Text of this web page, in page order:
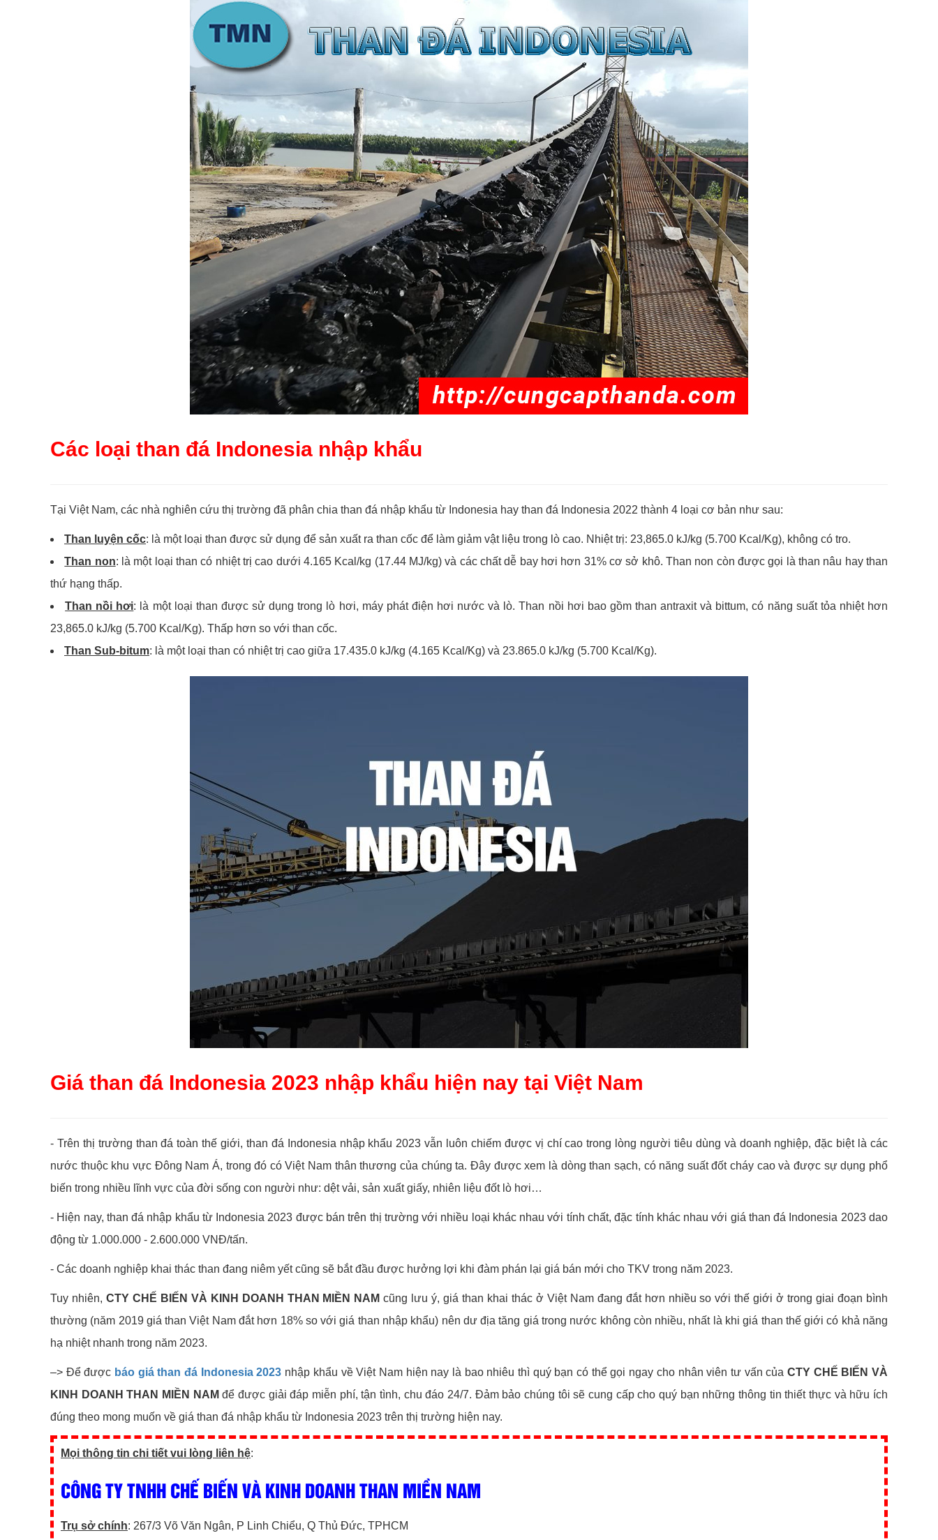
Các loại than đá Indonesia nhập khẩu
Tại Việt Nam, các nhà nghiên cứu thị trường đã phân chia than đá nhập khẩu từ Indonesia hay than đá Indonesia 2022 thành 4 loại cơ bản như sau:
Than luyện cốc: là một loại than được sử dụng để sản xuất ra than cốc để làm giảm vật liệu trong lò cao. Nhiệt trị: 23,865.0 kJ/kg (5.700 Kcal/Kg), không có tro.
Than non: là một loại than có nhiệt trị cao dưới 4.165 Kcal/kg (17.44 MJ/kg) và các chất dễ bay hơi hơn 31% cơ sở khô. Than non còn được gọi là than nâu hay than
thứ hạng thấp.
Than nồi hơi: là một loại than được sử dụng trong lò hơi, máy phát điện hơi nước và lò. Than nồi hơi bao gồm than antraxit và bittum, có năng suất tỏa nhiệt hơn
23,865.0 kJ/kg (5.700 Kcal/Kg). Thấp hơn so với than cốc.
Than Sub-bitum: là một loại than có nhiệt trị cao giữa 17.435.0 kJ/kg (4.165 Kcal/Kg) và 23.865.0 kJ/kg (5.700 Kcal/Kg).
Giá than đá Indonesia 2023 nhập khẩu hiện nay tại Việt Nam
- Trên thị trường than đá toàn thế giới, than đá Indonesia nhập khẩu 2023 vẫn luôn chiếm được vị chí cao trong lòng người tiêu dùng và doanh nghiệp, đặc biệt là các
nước thuộc khu vực Đông Nam Á, trong đó có Việt Nam thân thương của chúng ta. Đây được xem là dòng than sạch, có năng suất đốt cháy cao và được sự dụng phổ
biến trong nhiều lĩnh vực của đời sống con người như: dệt vải, sản xuất giấy, nhiên liệu đốt lò hơi…
- Hiện nay, than đá nhập khẩu từ Indonesia 2023 được bán trên thị trường với nhiều loại khác nhau với tính chất, đặc tính khác nhau với giá than đá Indonesia 2023 dao
động từ 1.000.000 - 2.600.000 VNĐ/tấn.
- Các doanh nghiệp khai thác than đang niêm yết cũng sẽ bắt đầu được hưởng lợi khi đàm phán lại giá bán mới cho TKV trong năm 2023.
Tuy nhiên, CTY CHẾ BIẾN VÀ KINH DOANH THAN MIỀN NAM cũng lưu ý, giá than khai thác ở Việt Nam đang đắt hơn nhiều so với thế giới ở trong giai đoạn bình
thường (năm 2019 giá than Việt Nam đắt hơn 18% so với giá than nhập khẩu) nên dư địa tăng giá trong nước không còn nhiều, nhất là khi giá than thế giới có khả năng
hạ nhiệt nhanh trong năm 2023.
–> Để được báo giá than đá Indonesia 2023 nhập khẩu về Việt Nam hiện nay là bao nhiêu thì quý bạn có thể gọi ngay cho nhân viên tư vấn của CTY CHẾ BIẾN VÀ
KINH DOANH THAN MIỀN NAM để được giải đáp miễn phí, tận tình, chu đáo 24/7. Đảm bảo chúng tôi sẽ cung cấp cho quý bạn những thông tin thiết thực và hữu ích
đúng theo mong muốn về giá than đá nhập khẩu từ Indonesia 2023 trên thị trường hiện nay.
Mọi thông tin chi tiết vui lòng liên hệ:
CÔNG TY TNHH CHẾ BIẾN VÀ KINH DOANH THAN MIỀN NAM
Trụ sở chính: 267/3 Võ Văn Ngân, P Linh Chiểu, Q Thủ Đức, TPHCM